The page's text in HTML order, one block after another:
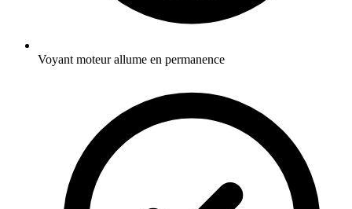
Voyant moteur allume en permanence